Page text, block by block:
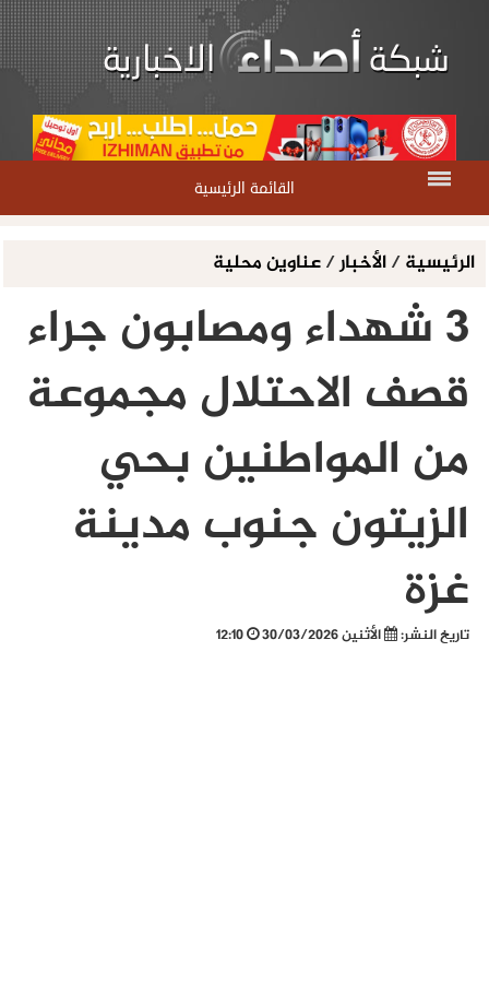
القائمة الرئيسية
الرئيسية/الأخبار/عناوين محلية
3 شهداء ومصابون جراء
قصف الاحتلال مجموعة
من المواطنين بحي
الزيتون جنوب مدينة
غزة
تاريخ النشر: الأثنين 30/03/2026